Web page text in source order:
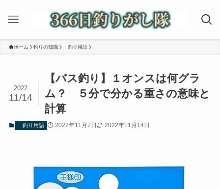
ホーム 釣りの知識 釣り用語
【バス釣り】１オンスは何グラ
ム？ ５分で分かる重さの意味と
計算
2022
11/14
釣り用語 2022年11月7日 2022年11月14日